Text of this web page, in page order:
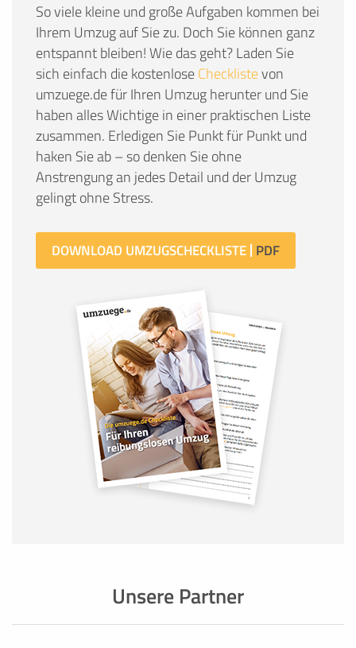
So viele kleine und große Aufgaben kommen bei
Ihrem Umzug auf Sie zu. Doch Sie können ganz
entspannt bleiben! Wie das geht? Laden Sie
sich einfach die kostenloseChecklistevon
umzuege.de für Ihren Umzug herunter und Sie
haben alles Wichtige in einer praktischen Liste
zusammen. Erledigen Sie Punkt für Punkt und
haken Sie ab – so denken Sie ohne
Anstrengung an jedes Detail und der Umzug
gelingt ohne Stress.
DOWNLOAD UMZUGSCHECKLISTE
Unsere Partner